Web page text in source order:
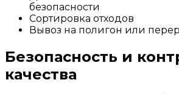
безопасности
Сортировка отходов
Вывоз на полигон или
Безопасность и
качества